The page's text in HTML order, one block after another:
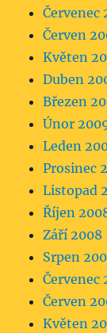
Červenec
Červen
Květen
Duben
Březen
Únor
Leden
Prosinec
Listopad
Říjen
Září 2008
Srpen
Červenec
Červen
Květen